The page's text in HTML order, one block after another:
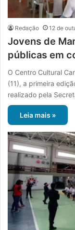
Redação 12 de
Jovens de
públicas em
O Centro Cultural
(11), a primeira
realizado pela
Leia mais »